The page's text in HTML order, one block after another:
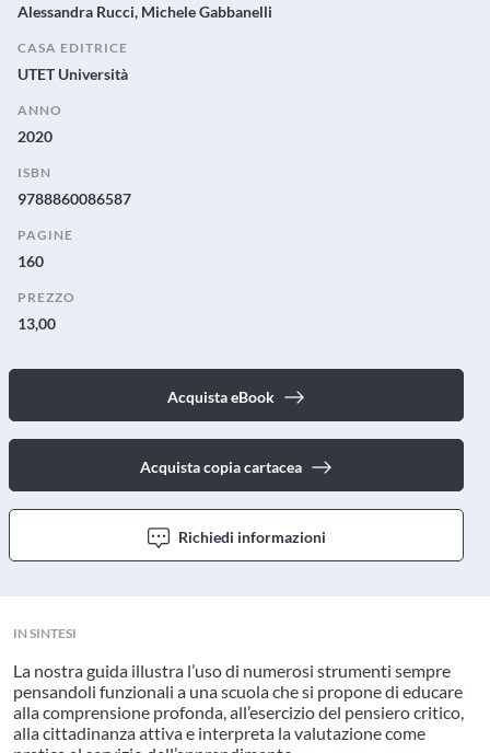
Alessandra Rucci, Michele Gabbanelli
CASA EDITRICE
UTET Università
ANNO
2020
ISBN
9788860086587
PAGINE
160
PREZZO
13,00
Acquista eBook
Acquista copia cartacea
Richiedi informazioni
IN SINTESI
La nostra guida illustra l’uso di numerosi strumenti sempre
pensandoli funzionali a una scuola che si propone di educare
alla comprensione profonda, all’esercizio del pensiero critico,
alla cittadinanza attiva e interpreta la valutazione come